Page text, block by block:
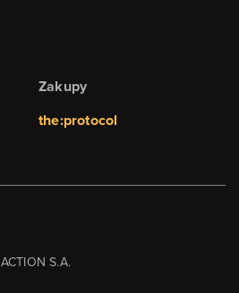
Zakupy
the:protocol
ACTION S.A.